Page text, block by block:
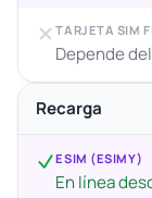
TARJETA SIM
Depende
Recarga
ESIM (ESIMY)
En línea